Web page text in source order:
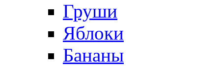
Груши
Яблоки
Бананы